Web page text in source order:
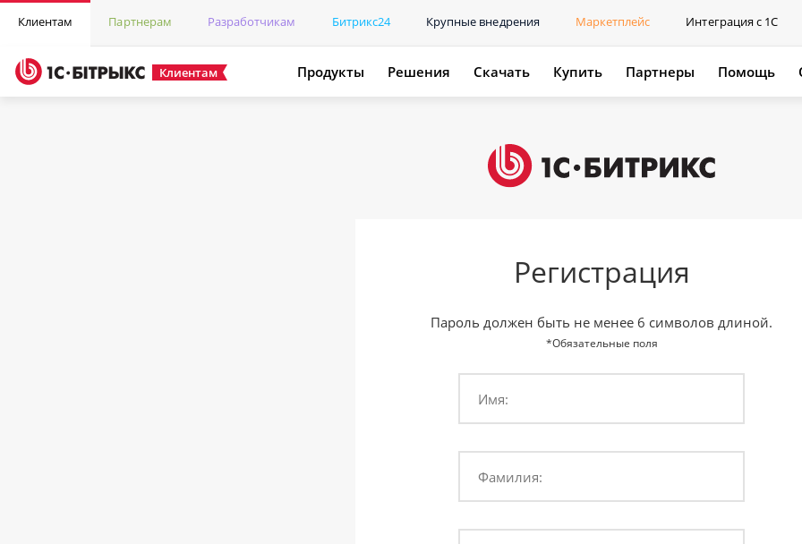
Клиентам Партнерам Разработчикам Битрикс24 Крупные внедрения Маркетплейс Интеграция с 1С
Клиентам Продукты Решения Скачать Купить Партнеры Помощь
Регистрация
Пароль должен быть не менее 6 символов длиной.
*Обязательные поля
Имя:
Фамилия: